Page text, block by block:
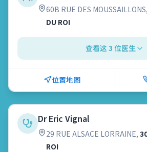
60B RUE DES MOUSSAILLONS,
DU ROI
查看这 3 位医生
位置地图
Dr Eric Vignal
29 RUE ALSACE LORRAINE,
ROI